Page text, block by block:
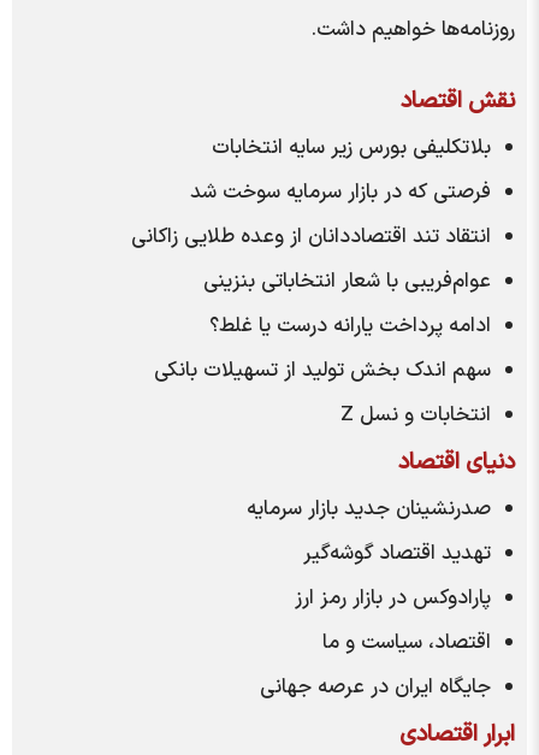
روزنامه‌ها خواهیم داشت.
نقش اقتصاد
بلاتکلیفی بورس زیر سایه انتخابات
فرصتی که در بازار سرمایه سوخت شد
انتقاد تند اقتصاددانان از وعده طلایی زاکانی
عوام‌فریبی با شعار انتخاباتی بنزینی
ادامه پرداخت یارانه درست یا غلط؟
سهم اندک بخش تولید از تسهیلات بانکی
انتخابات و نسل Z
دنیای اقتصاد
صدرنشینان جدید بازار سرمایه
تهدید اقتصاد گوشه‌گیر
پارادوکس در بازار رمز ارز
اقتصاد، سیاست و ما
جایگاه ایران در عرصه جهانی
ابرار اقتصادی